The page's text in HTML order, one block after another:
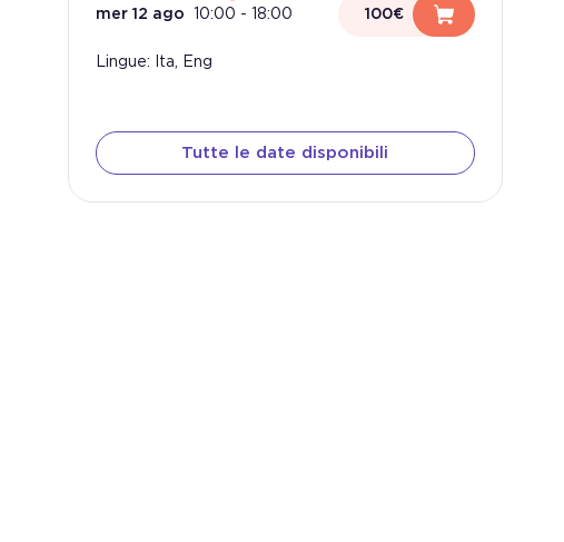
mer 12 ago 10:00 - 18:00 100€
Lingue: Ita, Eng
Tutte le date disponibili